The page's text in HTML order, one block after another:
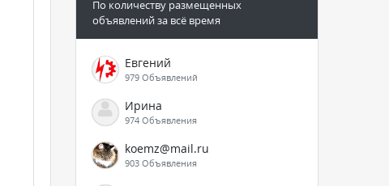
По количеству размещенных
объявлений за всё время
Евгений
979 Объявлений
Ирина
974 Объявления
koemz@mail.ru
903 Объявления